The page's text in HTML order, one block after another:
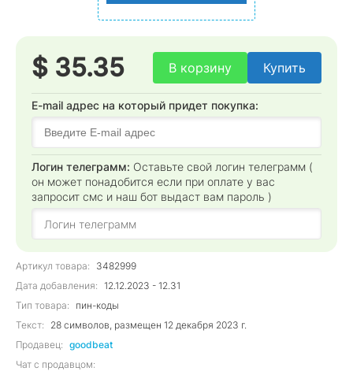
$ 35.35 В корзину Купить
E-mail адрес на который придет покупка:
Логин телеграмм: Оставьте свой логин телеграмм (
он может понадобится если при оплате у вас
запросит смс и наш бот выдаст вам пароль )
Артикул товара:
3482999
Дата добавления:
12.12.2023 - 12.31
Тип товара:
пин-коды
Текст:
28 символов, размещен 12 декабря 2023 г.
Продавец: goodbeat
Чат с продавцом: